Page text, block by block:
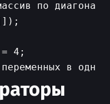
по диагонали
4;